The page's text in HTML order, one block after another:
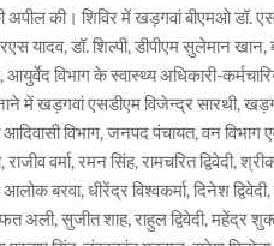
की। शिविर में खड़गवां बीएमओ डॉ.
डॉ. शिल्पी, डीपीएम सुलेमान खान,
विभाग के स्वास्थ्य अधिकारी-
में खड़गवां एसडीएम विजेन्द्र सारथी,
विभाग, जनपद पंचायत, वन
वर्मा, रमन सिंह, रामचरित द्विवेदी,
बरवा, धीरेंद्र विश्वकर्मा, दिनेश
अली, सुजीत शाह, राहुल द्विवेदी, महेंद्र